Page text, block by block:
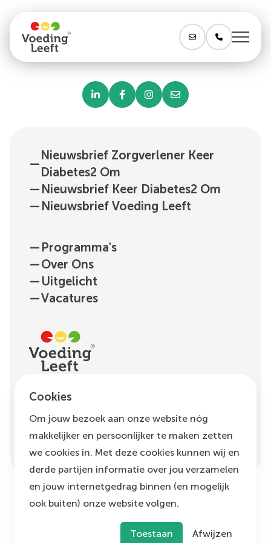
—
Nieuwsbrief Zorgverlener Keer
Diabetes2 Om
— Nieuwsbrief Keer Diabetes2 Om
— Nieuwsbrief Voeding Leeft
— Programma's
—Over Ons
— Uitgelicht
—Vacatures
H.J.E. Wenckebachweg
1096 AM Amsterdam
info@voedingleeft.nl
Voeding Leeft,2026
Cookie beleidKlachtenregeling
Cookies
Om jouw bezoek aan onze website nóg
makkelijker en persoonlijker te maken zetten
we cookies in. Met deze cookies kunnen wij en
derde partijen informatie over jou verzamelen
en jouw internetgedrag binnen (en mogelijk
ook buiten) onze website volgen.
Toestaan Afwijzen